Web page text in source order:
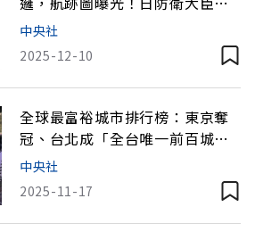
出動戰機監控
中央社
2025-12-10
全球最富裕城市排行榜：東京奪
冠、台北成「全台唯一前百城
市」
中央社
2025-11-17